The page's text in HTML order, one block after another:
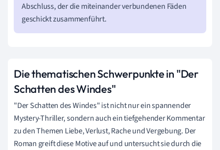
Abschluss, der die miteinander verbundenen Fäden
geschickt zusammenführt.
Die thematischen Schwerpunkte in "Der
Schatten des Windes"
"Der Schatten des Windes" ist nicht nur ein spannender
Mystery-Thriller, sondern auch ein tiefgehender Kommentar
zu den Themen Liebe, Verlust, Rache und Vergebung. Der
Roman greift diese Motive auf und untersucht sie durch die